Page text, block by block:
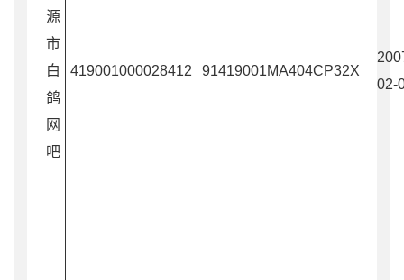
源
市
白
鸽
网
吧
419001000028412 91419001MA404CP32X
02-